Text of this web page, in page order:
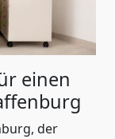
einen
der